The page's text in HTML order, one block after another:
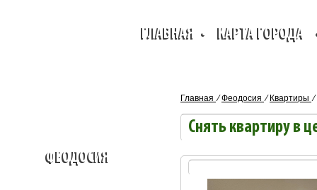
ГЛАВНАЯ • КАРТА ГОРОДА
Главная ⁄ Феодосия ⁄ Квартиры ⁄
Снять квартиру в
ФЕОДОСИЯ